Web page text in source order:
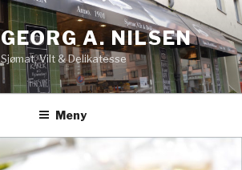
GEORG A. NILSEN
Sjømat, Vilt & Delikatesse
Meny